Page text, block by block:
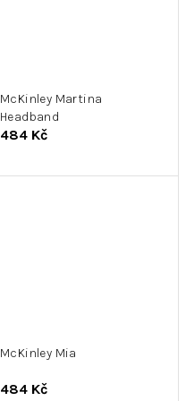
McKinley Martina
Headband
484 Kč
McKinley Mia
484 Kč